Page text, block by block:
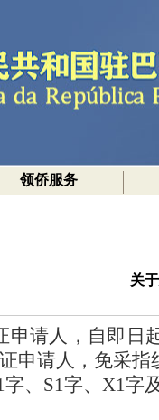
领侨服务
关
申请人，自即日
申请人，免采指
字、S1字、X1